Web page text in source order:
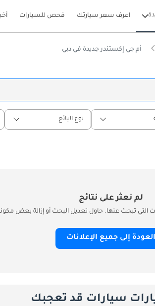
اعرف سعر سيارتك فحص للسيارات
أم جي إكستندر جديدة في دبي
نوع البائع
لم نعثر على نتائج
التي تبحث عنها. حاول تعديل البحث أو إزالة بعض
العودة إلى جميع الإعلانات
سيارات قد تعجبك